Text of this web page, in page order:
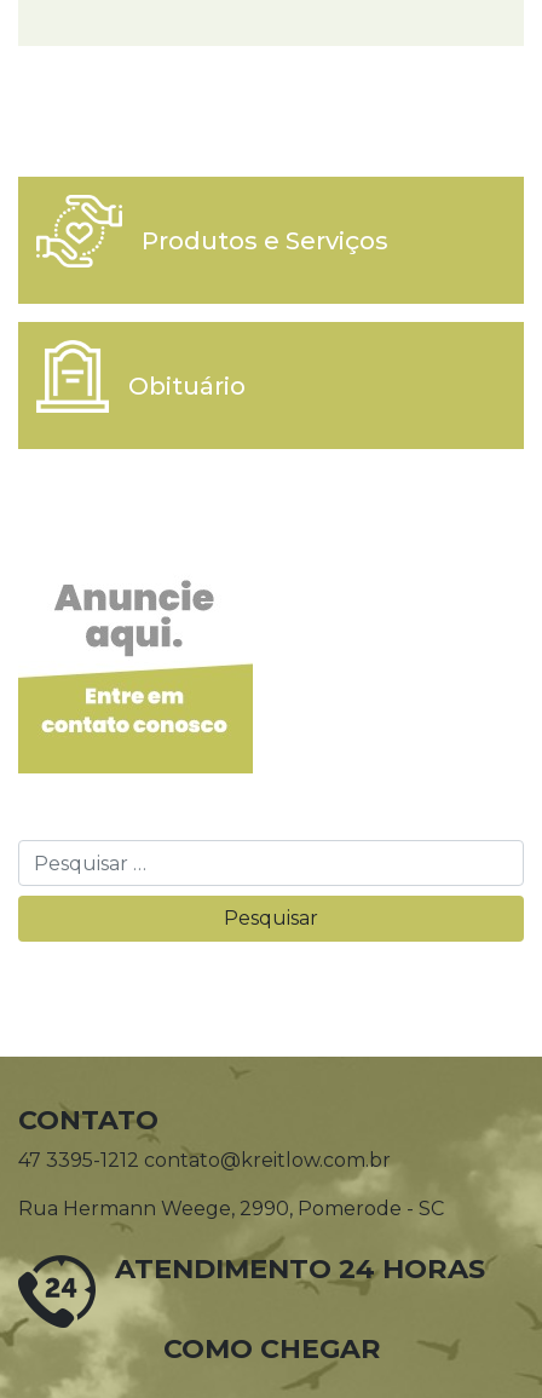
Produtos e Serviços
Obituário
CONTATO
47 3395-1212 contato@kreitlow.com.br
Rua Hermann Weege, 2990, Pomerode - SC
ATENDIMENTO 24 HORAS
COMO CHEGAR